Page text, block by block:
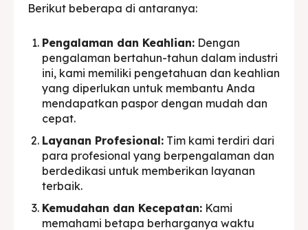
Berikut beberapa di antaranya:
Pengalaman dan Keahlian: Dengan
pengalaman bertahun-tahun dalam industri
ini, kami memiliki pengetahuan dan keahlian
yang diperlukan untuk membantu Anda
mendapatkan paspor dengan mudah dan
cepat.
Layanan Profesional: Tim kami terdiri dari
para profesional yang berpengalaman dan
berdedikasi untuk memberikan layanan
terbaik.
Kemudahan dan Kecepatan: Kami
memahami betapa berharganya waktu